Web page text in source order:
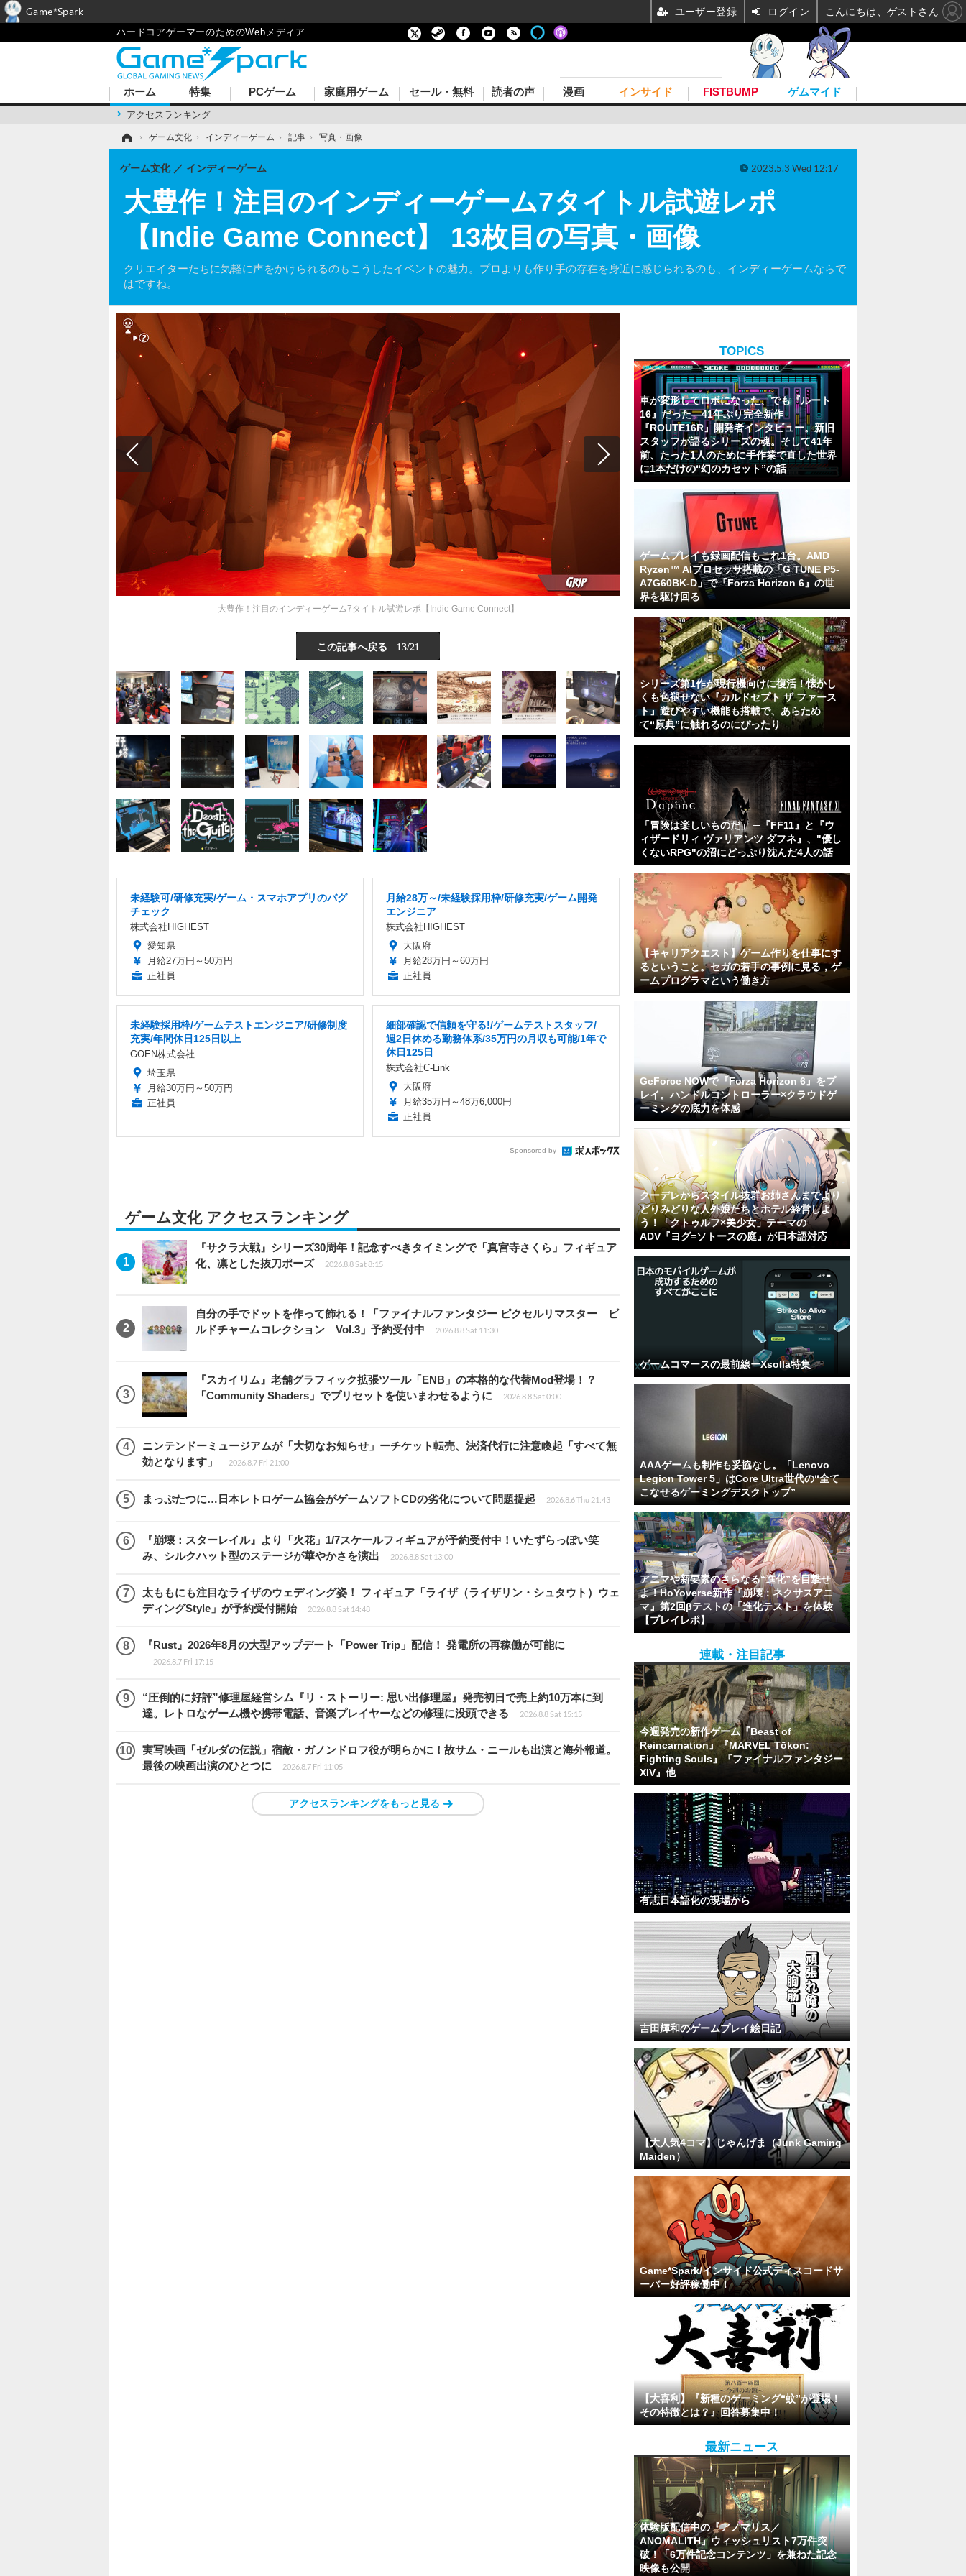
ハードコアゲーマーのためのWebメディア
ホーム
アクセスランキング
特集 PCゲーム 家庭用ゲーム セール・無料 読者の声 漫画 インサイド FISTBUMP ゲムマイド
› ゲーム文化 › インディーゲーム › 記事 › 写真・画像
大豊作！注目のインディーゲーム7タイトル試遊レポ
【Indie Game Connect】 13枚目の写真・画像
クリエイターたちに気軽に声をかけられるのもこうしたイベントの魅力。プロよりも作り手の存在を身近に感じられるのも、インディーゲームならで
はですね。
ゲーム文化 インディーゲーム 2023.5.3 Wed 12:17
大豊作！注目のインディーゲーム7タイトル試遊レポ【Indie Game Connect】
この記事へ戻る 13/21
未経験可/研修充実/ゲーム・スマホアプリのバグ
チェック
株式会社HIGHEST
愛知県
月給27万円～50万円
正社員
月給28万～/未経験採用枠/研修充実/ゲーム開発
エンジニア
株式会社HIGHEST
大阪府
月給28万円～60万円
正社員
未経験採用枠/ゲームテストエンジニア/研修制度
充実/年間休日125日以上
GOEN株式会社
埼玉県
月給30万円～50万円
正社員
細部確認で信頼を守る!/ゲームテストスタッフ/
週2日休める勤務体系/35万円の月収も可能/1年で
休日125日
株式会社C-Link
大阪府
月給35万円～48万6,000円
正社員
Sponsored by
ゲーム文化 アクセスランキング
『サクラ大戦』シリーズ30周年！記念すべきタイミングで「真宮寺さくら」フィギュア
化、凛とした抜刀ポーズ
2026.8.8 Sat 8:15
自分の手でドットを作って飾れる！「ファイナルファンタジー ピクセルリマスター ビ
ルドチャームコレクション Vol.3」予約受付中
2026.8.8 Sat 11:30
『スカイリム』老舗グラフィック拡張ツール「ENB」の本格的な代替Mod登場！？
「Community Shaders」でプリセットを使いまわせるように
2026.8.8 Sat 0:00
ニンテンドーミュージアムが「大切なお知らせ」ーチケット転売、決済代行に注意喚起「すべて無
効となります」
2026.8.7 Fri 21:00
まっぷたつに…日本レトロゲーム協会がゲームソフトCDの劣化について問題提起 2026.8.6 Thu 21:43
『崩壊：スターレイル』より「火花」1/7スケールフィギュアが予約受付中！いたずらっぽい笑
み、シルクハット型のステージが華やかさを演出
2026.8.8 Sat 13:00
太ももにも注目なライザのウェディング姿！ フィギュア「ライザ（ライザリン・シュタウト）ウェ
ディングStyle」が予約受付開始
2026.8.8 Sat 14:48
『Rust』2026年8月の大型アップデート「Power Trip」配信！ 発電所の再稼働が可能に
2026.8.7 Fri 17:15
“圧倒的に好評”修理屋経営シム『リ・ストーリー: 思い出修理屋』発売初日で売上約10万本に到
達。レトロなゲーム機や携帯電話、音楽プレイヤーなどの修理に没頭できる
2026.8.8 Sat 15:15
実写映画「ゼルダの伝説」宿敵・ガノンドロフ役が明らかに！故サム・ニールも出演と海外報道。
最後の映画出演のひとつに
2026.8.7 Fri 11:05
アクセスランキングをもっと見る
TOPICS
車が変形してロボになった、でも『ルート
16』だった―41年ぶり完全新作
『ROUTE16R』開発者インタビュー。新旧
スタッフが語るシリーズの魂。そして41年
前、たった1人のために手作業で直した世界
に1本だけの“幻のカセット”の話
ゲームプレイも録画配信もこれ1台。AMD
Ryzen™ AIプロセッサ搭載の「G TUNE P5-
A7G60BK-D」で『Forza Horizon 6』の世
界を駆け回る
シリーズ第1作が現行機向けに復活！懐かし
くも色褪せない『カルドセプト ザ ファース
ト』遊びやすい機能も搭載で、あらため
て“原典”に触れるのにぴったり
「冒険は楽しいものだ」 ─『FF11』と『ウ
ィザードリィ ヴァリアンツ ダフネ』、"優し
くないRPG"の沼にどっぷり沈んだ4人の話
【キャリアクエスト】ゲーム作りを仕事にす
るということ。セガの若手の事例に見る，ゲ
ームプログラマという働き方
GeForce NOWで『Forza Horizon 6』をプ
レイ。ハンドルコントローラー×クラウドゲ
ーミングの底力を体感
クーデレからスタイル抜群お姉さんまでより
どりみどりな人外娘たちとホテル経営しよ
う！「クトゥルフ×美少女」テーマの
ADV『ヨグ=ソトースの庭』が日本語対応
ゲームコマースの最前線ーXsolla特集
AAAゲームも制作も妥協なし。「Lenovo
Legion Tower 5」はCore Ultra世代の“全て
こなせるゲーミングデスクトップ”
アニマや新要素のさらなる“進化”を目撃せ
よ！HoYoverse新作『崩壊：ネクサスアニ
マ』第2回βテストの「進化テスト」を体験
【プレイレポ】
連載・注目記事
今週発売の新作ゲーム『Beast of
Reincarnation』『MARVEL Tōkon:
Fighting Souls』『ファイナルファンタジー
XIV』他
有志日本語化の現場から
吉田輝和のゲームプレイ絵日記
【大人気4コマ】じゃんげま（Junk Gaming
Maiden）
Game*Spark/インサイド公式ディスコードサ
ーバー好評稼働中！
【大喜利】『新種のゲーミング“蚊”が登場！
その特徴とは？』回答募集中！
最新ニュース
体験版配信中の『アノマリス／
ANOMALITH』ウィッシュリスト7万件突
破！「6万件記念コンテンツ」を兼ねた記念
映像も公開
Game*Spark ユーザー登録 ログイン こんにちは、ゲストさん